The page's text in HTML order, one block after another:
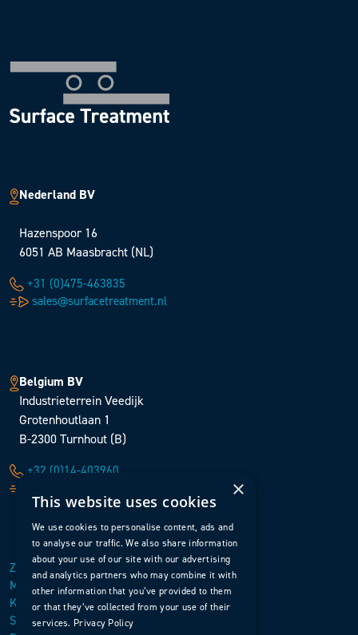
Nederland BV
Hazenspoor 16
6051 AB Maasbracht (NL)
+31 (0)475-463835
sales@surfacetreatment.nl
Belgium BV
Industrieterrein Veedijk
Grotenhoutlaan 1
B-2300 Turnhout (B)
+32 (0)14-403960
Zurück nach oben
Menü öffnen
Kontakt
Startseite
×
This website uses cookies
We use cookies to personalise content, ads and
to analyse our traffic. We also share information
about your use of our site with our advertising
and analytics partners who may combine it with
other information that you’ve provided to them
or that they’ve collected from your use of their
services. Privacy Policy